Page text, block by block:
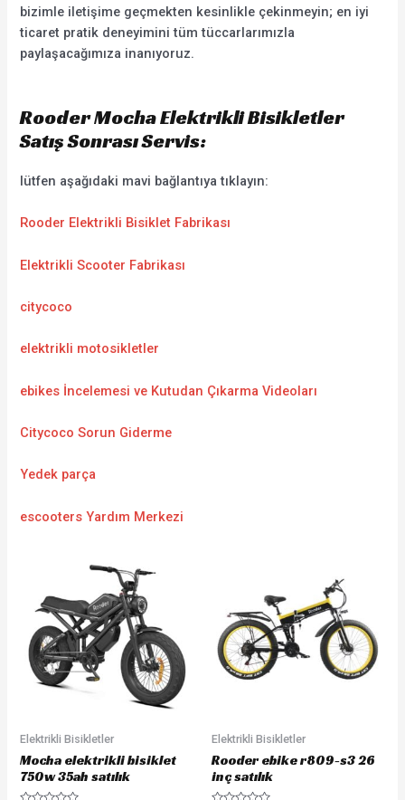
bizimle iletişime geçmekten kesinlikle çekinmeyin; en iyi
ticaret pratik deneyimini tüm tüccarlarımızla
paylaşacağımıza inanıyoruz.
Rooder Mocha Elektrikli Bisikletler
Satış Sonrası Servis:
lütfen aşağıdaki mavi bağlantıya tıklayın:
Rooder Elektrikli Bisiklet Fabrikası
Elektrikli Scooter Fabrikası
citycoco
elektrikli motosikletler
ebikes İncelemesi ve Kutudan Çıkarma Videoları
Citycoco Sorun Giderme
Yedek parça
escooters Yardım Merkezi
Elektrikli Bisikletler
Mocha elektrikli bisiklet
750w 35ah satılık
Elektrikli Bisikletler
Rooder ebike r809-s3 26
inç satılık